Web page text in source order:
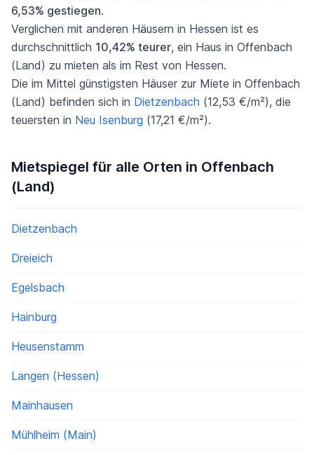
6,53% gestiegen.
Verglichen mit anderen Häusern in Hessen ist es
durchschnittlich 10,42% teurer, ein Haus in Offenbach
(Land) zu mieten als im Rest von Hessen.
Die im Mittel günstigsten Häuser zur Miete in Offenbach
(Land) befinden sich in Dietzenbach (12,53 €/m²), die
teuersten in Neu Isenburg (17,21 €/m²).
Mietspiegel für alle Orten in Offenbach
(Land)
Dietzenbach
Dreieich
Egelsbach
Hainburg
Heusenstamm
Langen (Hessen)
Mainhausen
Mühlheim (Main)